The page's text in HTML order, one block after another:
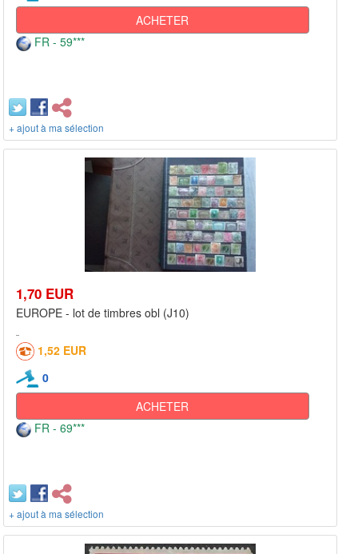
ACHETER
FR - 59***
+ ajout à ma sélection
1,70 EUR
EUROPE - lot de timbres obl (J10)
1,52 EUR
0
ACHETER
FR - 69***
+ ajout à ma sélection